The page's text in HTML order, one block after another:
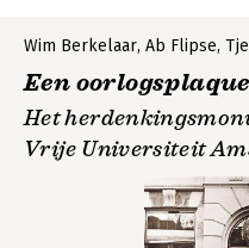
Wim Berkelaar, Ab Flipse,
Een
Het
Vrije Universiteit